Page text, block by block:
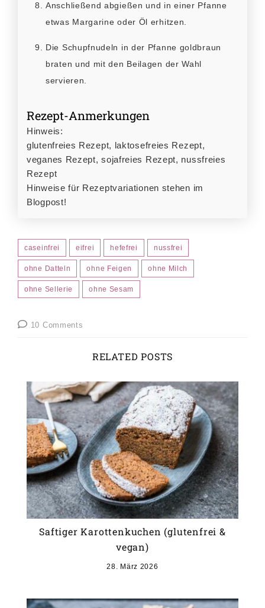
Anschließend abgießen und in einer Pfanne
etwas Margarine oder Öl erhitzen.
Die Schupfnudeln in der Pfanne goldbraun
braten und mit den Beilagen der Wahl
servieren.
Rezept-Anmerkungen
Hinweis:
glutenfreies Rezept, laktosefreies Rezept,
veganes Rezept, sojafreies Rezept, nussfreies
Rezept
Hinweise für Rezeptvariationen stehen im
Blogpost!
caseinfrei eifrei hefefrei nussfrei
ohne Datteln ohne Feigen ohne Milch
ohne Sellerie ohne Sesam
10 Comments
RELATED POSTS
Saftiger Karottenkuchen (glutenfrei &
vegan)
28. März 2026